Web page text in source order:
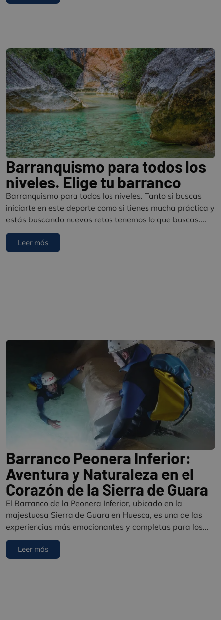
Barranquismo para todos los
niveles. Elige tu barranco
Barranquismo para todos los niveles. Tanto si buscas
iniciarte en este deporte como si tienes mucha práctica y
estás buscando nuevos retos tenemos lo que buscas....
Leer más
Barranco Peonera Inferior:
Aventura y Naturaleza en el
Corazón de la Sierra de Guara
El Barranco de la Peonera Inferior, ubicado en la
majestuosa Sierra de Guara en Huesca, es una de las
experiencias más emocionantes y completas para los...
Leer más